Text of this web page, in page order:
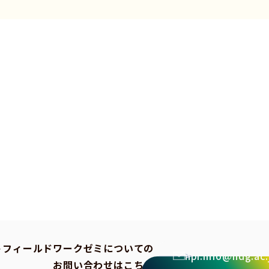
ィールドワークゼミについての
お問い合わせはこちら